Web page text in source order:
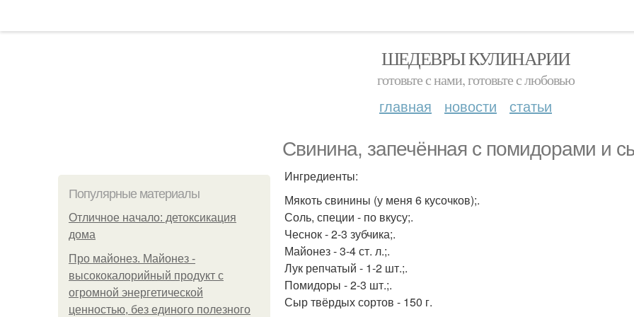
ШЕДЕВРЫ КУЛИНАРИИ
готовьте с нами, готовьте с любовью
главная новости статьи
Свинина, запечённая с помидорами и
Популярные материалы
Отличное начало: детоксикация
дома
Про майонез. Майонез -
высококалорийный продукт с
огромной энергетической
ценностью, без единого полезного
Ингредиенты:
Мякоть свинины (у меня 6 кусочков);.
Соль, специи - по вкусу;.
Чеснок - 2-3 зубчика;.
Майонез - 3-4 ст. л.;.
Лук репчатый - 1-2 шт.;.
Помидоры - 2-3 шт.;.
Сыр твёрдых сортов - 150 г.